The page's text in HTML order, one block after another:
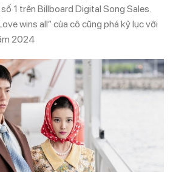
1 trên Billboard Digital Song Sales.
wins all” của cô cũng phá kỷ lục với
2024